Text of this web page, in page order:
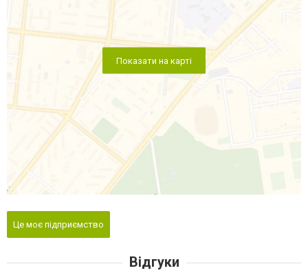
Показати на карті
Це моє підприємство
Відгуки